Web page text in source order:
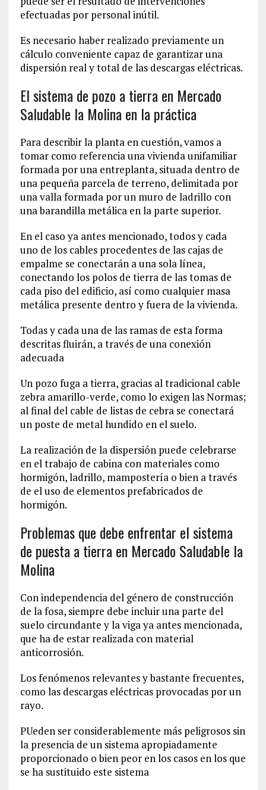
efectuadas por personal inútil.
Es necesario haber realizado previamente un
cálculo conveniente capaz de garantizar una
dispersión real y total de las descargas eléctricas.
El sistema de pozo a tierra en Mercado
Saludable la Molina en la práctica
Para describir la planta en cuestión, vamos a
tomar como referencia una vivienda unifamiliar
formada por una entreplanta, situada dentro de
una pequeña parcela de terreno, delimitada por
una valla formada por un muro de ladrillo con
una barandilla metálica en la parte superior.
En el caso ya antes mencionado, todos y cada
uno de los cables procedentes de las cajas de
empalme se conectarán a una sola línea,
conectando los polos de tierra de las tomas de
cada piso del edificio, así como cualquier masa
metálica presente dentro y fuera de la vivienda.
Todas y cada una de las ramas de esta forma
descritas fluirán, a través de una conexión
adecuada
Un pozo fuga a tierra, gracias al tradicional cable
zebra amarillo-verde, como lo exigen las Normas;
al final del cable de listas de cebra se conectará
un poste de metal hundido en el suelo.
La realización de la dispersión puede celebrarse
en el trabajo de cabina con materiales como
hormigón, ladrillo, mampostería o bien a través
de el uso de elementos prefabricados de
hormigón.
Problemas que debe enfrentar el sistema
de puesta a tierra en Mercado Saludable la
Molina
Con independencia del género de construcción
de la fosa, siempre debe incluir una parte del
suelo circundante y la viga ya antes mencionada,
que ha de estar realizada con material
anticorrosión.
Los fenómenos relevantes y bastante frecuentes,
como las descargas eléctricas provocadas por un
rayo.
PUeden ser considerablemente más peligrosos sin
la presencia de un sistema apropiadamente
proporcionado o bien peor en los casos en los que
se ha sustituido este sistema